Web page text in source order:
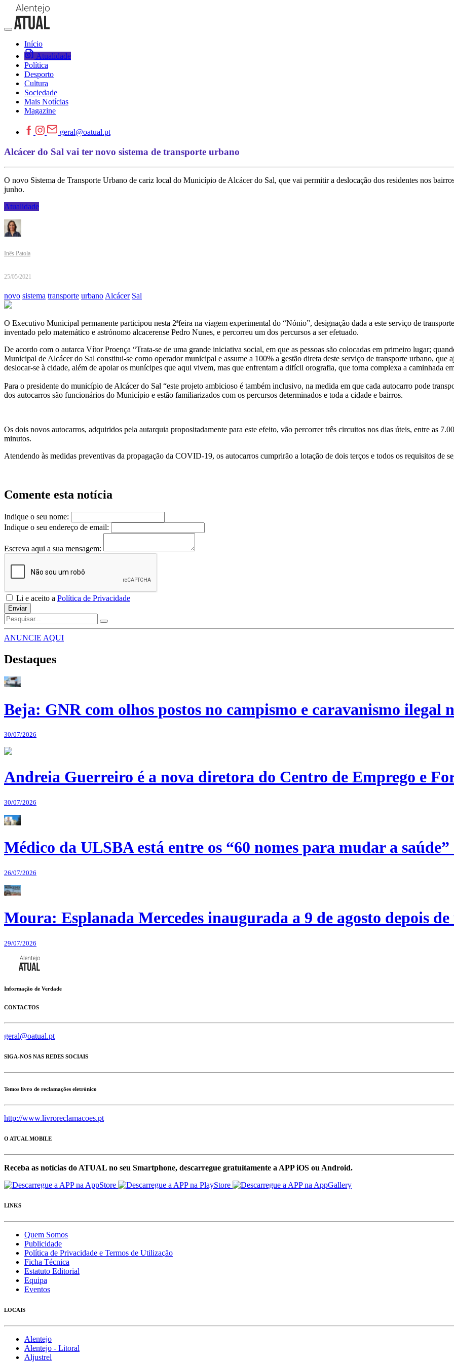
Início
Atualidade
Política
Desporto
Cultura
Sociedade
Mais Notícias
Magazine
geral@oatual.pt
Alcácer do Sal vai ter novo sistema de transporte urbano
O novo Sistema de Transporte Urbano de cariz local do Município de Alcácer do Sal, que vai permitir a deslocação dos residentes nos
junho.
Atualidade
Inês Patola
25/05/2021
novo sistema transporte urbanoAlcácer Sal
O Executivo Municipal permanente participou nesta 2ªfeira na viagem experimental do “Nónio”, designação dada a este serviço de
inventado pelo matemático e astrónomo alcacerense Pedro Nunes, e percorreu um dos percursos a ser efetuado.
De acordo com o autarca Vítor Proença “Trata-se de uma grande iniciativa social, em que as pessoas são colocadas em primeiro lugar;
Municipal de Alcácer do Sal constitui-se como operador municipal e assume a 100% a gestão direta deste serviço de transporte urbano, que
deslocar-se à cidade, além de apoiar os munícipes que aqui vivem, mas que enfrentam a difícil orografia, que torna complexa a caminhada
Para o presidente do município de Alcácer do Sal “este projeto ambicioso é também inclusivo, na medida em que cada autocarro pode
dos autocarros são funcionários do Município e estão familiarizados com os percursos determinados e toda a cidade e bairros.
Os dois novos autocarros, adquiridos pela autarquia propositadamente para este efeito, vão percorrer três circuitos nos dias úteis, entre as
minutos.
Atendendo às medidas preventivas da propagação da COVID-19, os autocarros cumprirão a lotação de dois terços e todos os requisitos de
Comente esta notícia
Indique o seu nome:
Indique o seu endereço de email:
Escreva aqui a sua mensagem:
Li e aceito a Política de Privacidade
Enviar
ANUNCIE AQUI
Destaques
Beja: GNR com olhos postos no campismo e caravanismo ilegal
30/07/2026
Andreia Guerreiro é a nova diretora do Centro de Emprego e
30/07/2026
Médico da ULSBA está entre os “60 nomes para mudar a
26/07/2026
Moura: Esplanada Mercedes inaugurada a 9 de agosto depois
29/07/2026
Informação de Verdade
CONTACTOS
geral@oatual.pt
SIGA-NOS NAS REDES SOCIAIS
Temos livro de reclamações eletrónico
http://www.livroreclamacoes.pt
O ATUAL MOBILE
Receba as notícias do ATUAL no seu Smartphone, descarregue gratuítamente a APP iOS ou Android.
LINKS
Quem Somos
Publicidade
Política de Privacidade e Termos de Utilização
Ficha Técnica
Estatuto Editorial
Equipa
Eventos
LOCAIS
Alentejo
Alentejo - Litoral
Aljustrel